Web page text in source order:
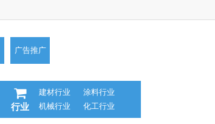
广告推广
行业
建材行业
涂料行业
机械行业
化工行业